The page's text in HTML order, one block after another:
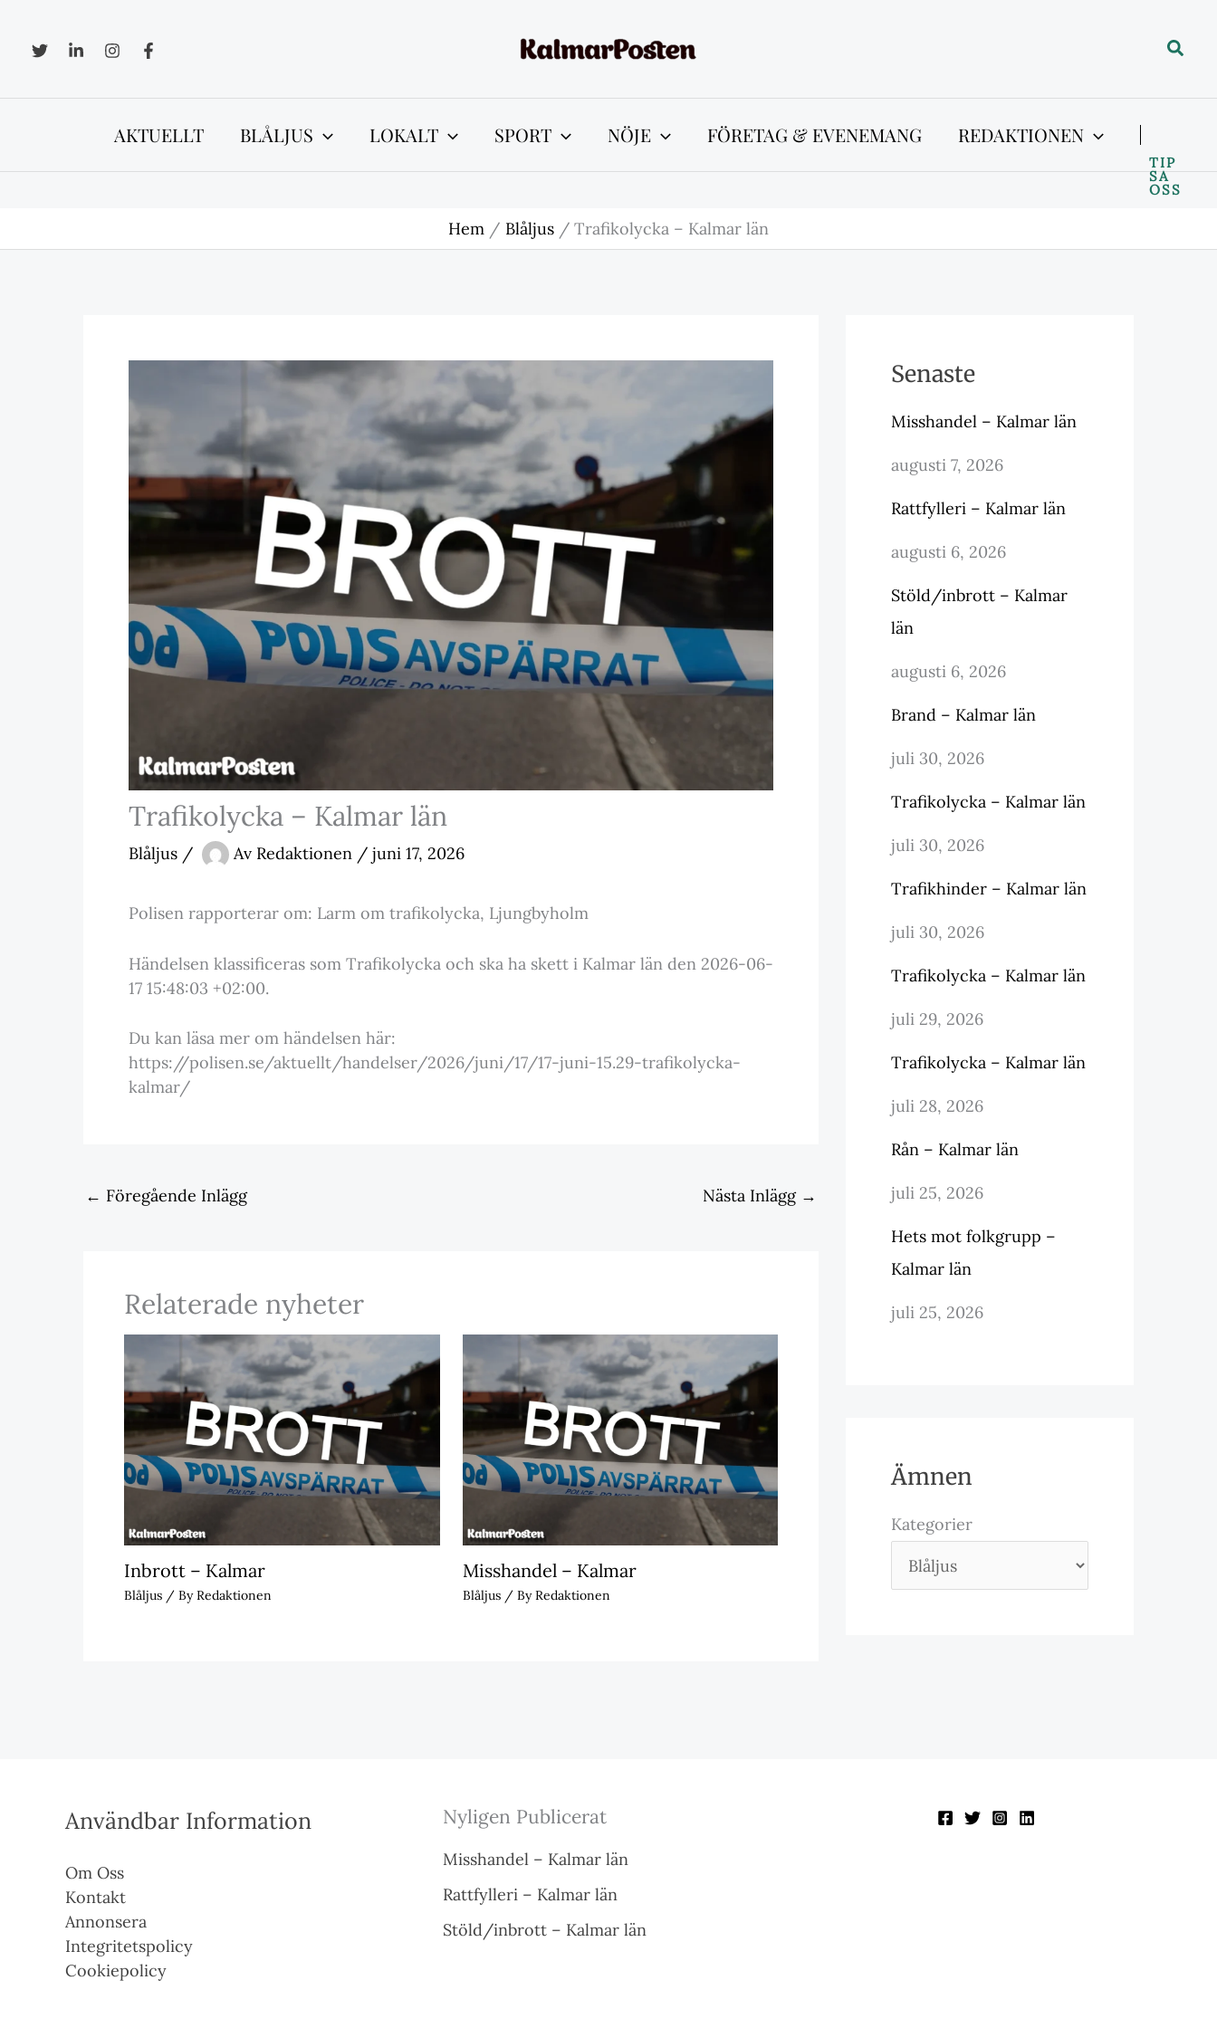
innehåll
Sök
AKTUELLT BLÅLJUS LOKALT SPORT NÖJE FÖRETAG & EVENEMANG REDAKTIONEN
TIP
SA
OSS
Hem Blåljus Trafikolycka – Kalmar län
Trafikolycka – Kalmar län
Blåljus / Av Redaktionen / juni 17, 2026
Polisen rapporterar om: Larm om trafikolycka, Ljungbyholm
Händelsen klassificeras som Trafikolycka och ska ha skett i Kalmar län den 2026-06-
17 15:48:03 +02:00.
Du kan läsa mer om händelsen här:
https://polisen.se/aktuellt/handelser/2026/juni/17/17-juni-15.29-trafikolycka-
kalmar/
← Föregående Inlägg Nästa Inlägg →
Relaterade nyheter
Inbrott – Kalmar
Blåljus / ByRedaktionen
Misshandel – Kalmar
Blåljus/ ByRedaktionen
Senaste
Misshandel – Kalmar län
augusti 7, 2026
Rattfylleri – Kalmar län
augusti 6, 2026
Stöld/inbrott – Kalmar
län
augusti 6, 2026
Brand – Kalmar län
juli 30, 2026
Trafikolycka – Kalmar län
juli 30, 2026
Trafikhinder – Kalmar län
juli 30, 2026
Trafikolycka – Kalmar län
juli 29, 2026
Trafikolycka – Kalmar län
juli 28, 2026
Rån – Kalmar län
juli 25, 2026
Hets mot folkgrupp –
Kalmar län
juli 25, 2026
Ämnen
Kategorier
Användbar Information
Om Oss
Kontakt
Annonsera
Integritetspolicy
Cookiepolicy
Nyligen Publicerat
Misshandel – Kalmar län
Rattfylleri – Kalmar län
Stöld/inbrott – Kalmar län